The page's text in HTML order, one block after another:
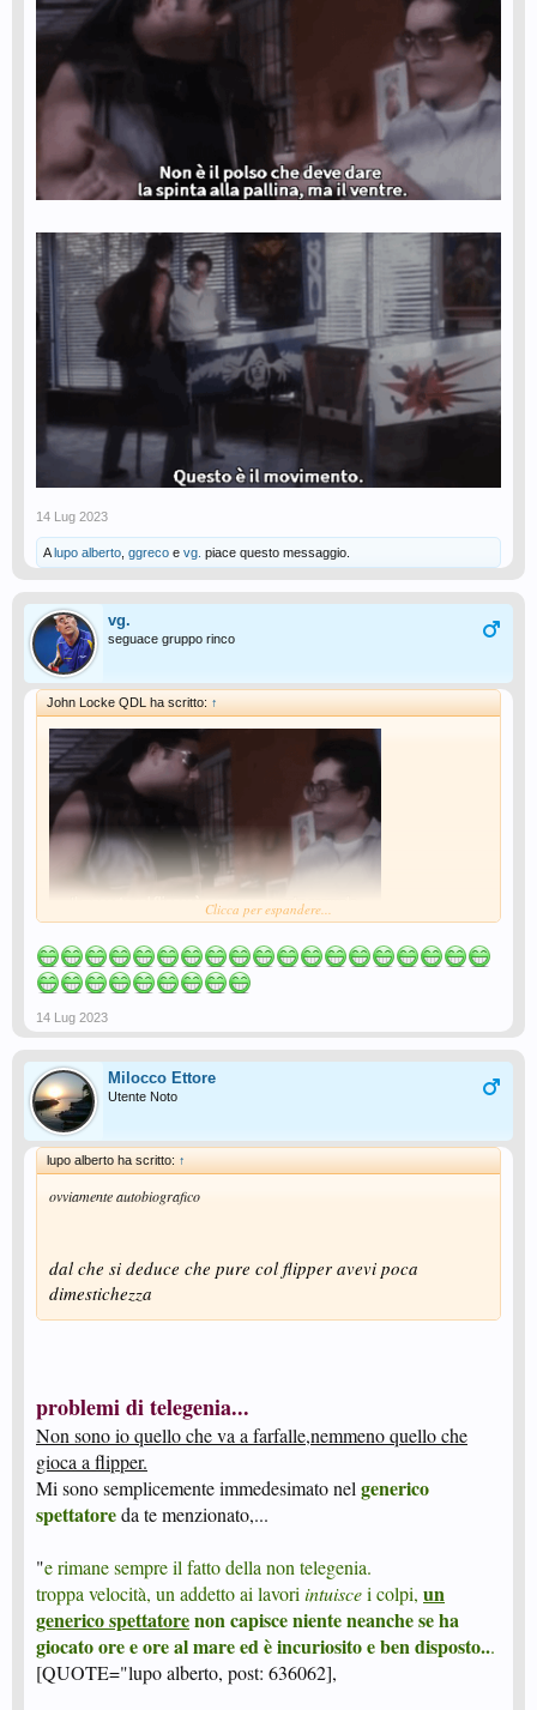
14 Lug 2023
Alupo alberto ggreco e vg. piace questo messaggio.
vg.
seguace gruppo rinco
John Locke QDL ha scritto: ↑
Clicca per espandere...
14 Lug 2023
Milocco Ettore
Utente Noto
lupo alberto ha scritto: ↑
ovviamente autobiografico
dal che si deduce che pure col flipper avevi poca
dimestichezza
problemi di telegenia...
Non sono io quello che va a farfalle,nemmeno quello che
gioca a flipper.
Mi sono semplicemente immedesimato nel generico
spettatoreda te menzionato,...
"e rimane sempre il fatto della non telegenia.
troppa velocità, un addetto ai lavori intuiscei colpi, un
generico spettatorenon capisce niente neanche se ha
giocato ore e ore al mare ed è incuriosito e ben disposto...
[QUOTE="lupo alberto, post: 636062],